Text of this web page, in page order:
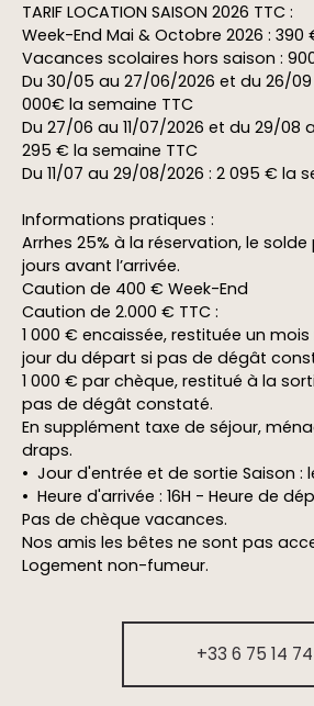
TARIF LOCATION SAISON 2026 TTC :
Week-End Mai & Octobre 2026 : 390
Vacances scolaires hors saison :
Du 30/05 au 27/06/2026 et du 26/09
000€ la semaine TTC
Du 27/06 au 11/07/2026 et du 29/08
295 € la semaine TTC
Du 11/07 au 29/08/2026 : 2 095 € la
Informations pratiques :
Arrhes 25% à la réservation, le
jours avant l’arrivée.
Caution de 400 € Week-End
Caution de 2.000 € TTC :
1 000 € encaissée, restituée un
jour du départ si pas de dégât
1 000 € par chèque, restitué à la
pas de dégât constaté.
En supplément taxe de séjour,
draps.
Jour d'entrée et de sortie Saison :
Heure d'arrivée : 16H - Heure de
Pas de chèque vacances.
Nos amis les bêtes ne sont pas
Logement non-fumeur.
+33 6 75 14